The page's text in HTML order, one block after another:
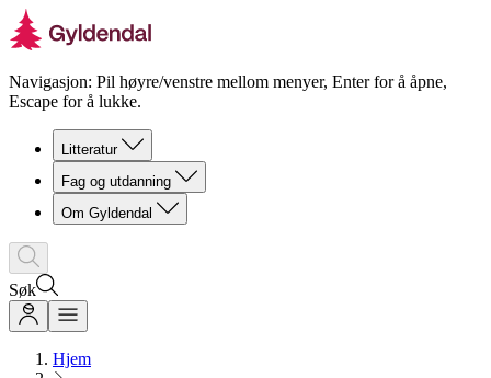
Navigasjon: Pil høyre/venstre mellom menyer, Enter for å åpne,
Escape for å lukke.
Litteratur
Fag og utdanning
Om Gyldendal
Søk
Hjem